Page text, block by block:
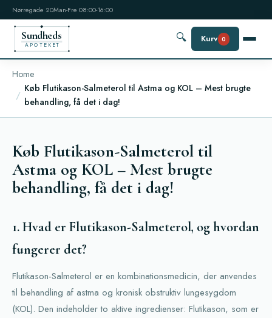
Nørregade 20Man-Fre 08:00-16:00
Sundheds
APOTEKET
🔍 Kurv 0
Home
Køb Flutikason-Salmeterol til Astma og KOL – Mest brugte
behandling, få det i dag!
Køb Flutikason-Salmeterol til
Astma og KOL – Mest brugte
behandling, få det i dag!
1. Hvad er Flutikason-Salmeterol, og hvordan
fungerer det?
Flutikason-Salmeterol er en kombinationsmedicin, der anvendes
til behandling af astma og kronisk obstruktiv lungesygdom
(KOL). Den indeholder to aktive ingredienser: Flutikason, som er